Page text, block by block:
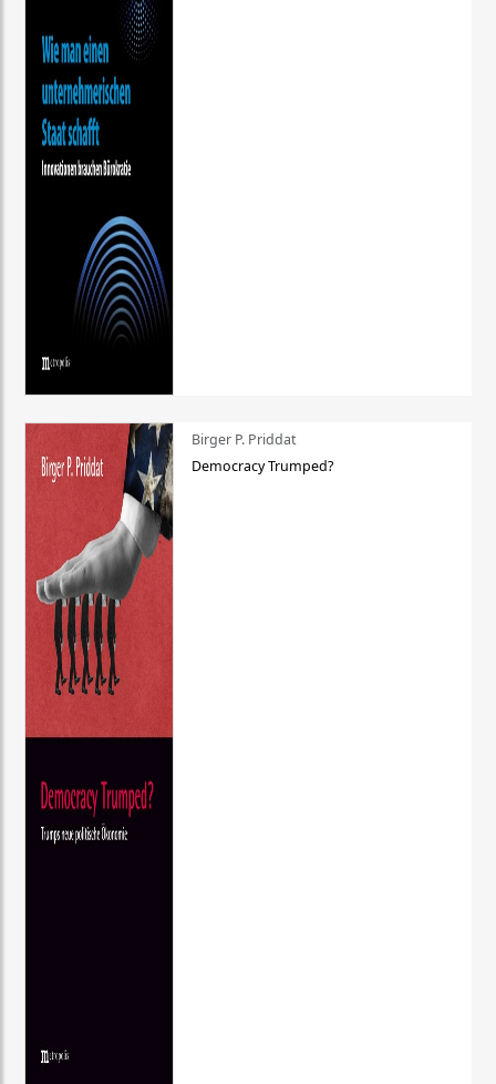
Birger P. Priddat
Democracy Trumped?